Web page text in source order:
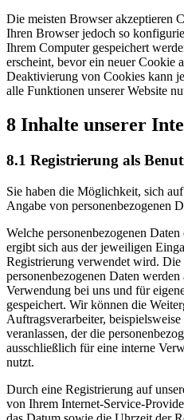
Die meisten Browser akzeptieren
Ihren Browser jedoch so
Ihrem Computer gespeichert
erscheint, bevor ein neuer Cookie
Deaktivierung von Cookies kann
alle Funktionen unserer Website
8 Inhalte unserer
8.1 Registrierung als
Sie haben die Möglichkeit, sich
Angabe von personenbezogenen
Welche personenbezogenen
ergibt sich aus der jeweiligen
Registrierung verwendet wird. Die
personenbezogenen Daten
Verwendung bei uns und für
gespeichert. Wir können die
Auftragsverarbeiter, beispielsweise
veranlassen, der die
ausschließlich für eine interne
nutzt.
Durch eine Registrierung auf
von Ihrem Internet-Service-